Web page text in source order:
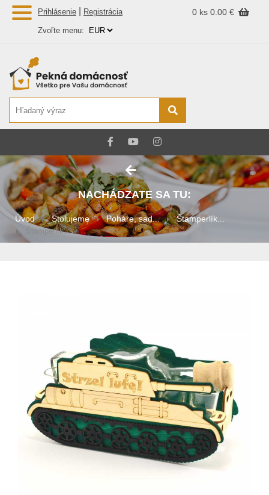
Prihlásenie Registrácia 0 ks 0.00 €
Zvoľte menu:
NACHÁDZATE SA TU:
Úvod Stolujeme Poháre, sad... Štamperlík...
Štamperlík...